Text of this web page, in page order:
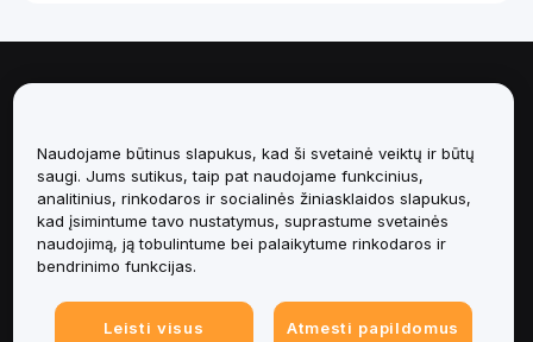
Paslaugos
Pagalba
Produktai
Teisinė informacija
Naudojame būtinus slapukus, kad ši svetainė veiktų ir būtų
saugi. Jums sutikus, taip pat naudojame funkcinius,
analitinius, rinkodaros ir socialinės žiniasklaidos slapukus,
kad įsimintume tavo nustatymus, suprastume svetainės
naudojimą, ją tobulintume bei palaikytume rinkodaros ir
bendrinimo funkcijas.
Leisti visus
Atmesti papildomus